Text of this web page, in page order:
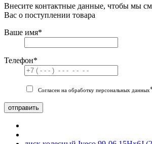
Внесите контактные данные, чтобы мы
Вас о поступлении товара
Ваше имя*
Телефон*
Согласен на обработку персональных данных
отправить